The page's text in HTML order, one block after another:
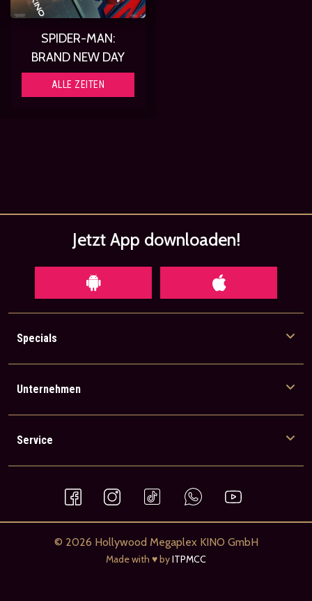
SPIDER-MAN:
BRAND NEW DAY
ALLE ZEITEN
Jetzt App downloaden!
Specials
Unternehmen
Service
© 2026 Hollywood Megaplex KINO GmbH
Made with ♥ byITPMCC